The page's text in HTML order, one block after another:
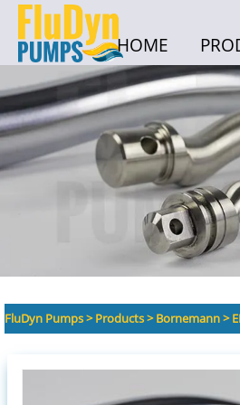
HOME
HOME
FluDyn Pumps>Products>Bornemann>